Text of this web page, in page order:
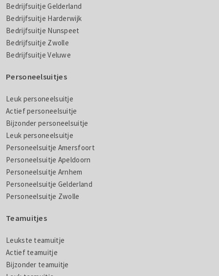
Bedrijfsuitje Gelderland
Bedrijfsuitje Harderwijk
Bedrijfsuitje Nunspeet
Bedrijfsuitje Zwolle
Bedrijfsuitje Veluwe
Personeelsuitjes
Leuk personeelsuitje
Actief personeelsuitje
Bijzonder personeelsuitje
Leuk personeelsuitje
Personeelsuitje Amersfoort
Personeelsuitje Apeldoorn
Personeelsuitje Arnhem
Personeelsuitje Gelderland
Personeelsuitje Zwolle
Teamuitjes
Leukste teamuitje
Actief teamuitje
Bijzonder teamuitje